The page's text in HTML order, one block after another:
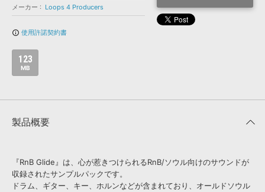
BGM »
APS
SLS 音素材の制作・ライセンス提供
メーカー
Loops 4 Producers
info_outline 使用許諾契約書
123
MB
製品概要
『RnB Glide』は、心が惹きつけられるRnB/ソウル向けのサウンドが
収録されたサンプルパックです。
ドラム、ギター、キー、ホルンなどが含まれており、オールドソウル